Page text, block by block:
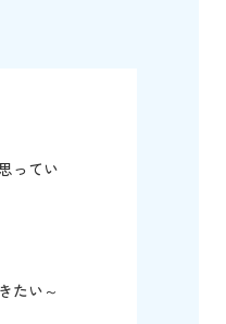
ってい
たい～